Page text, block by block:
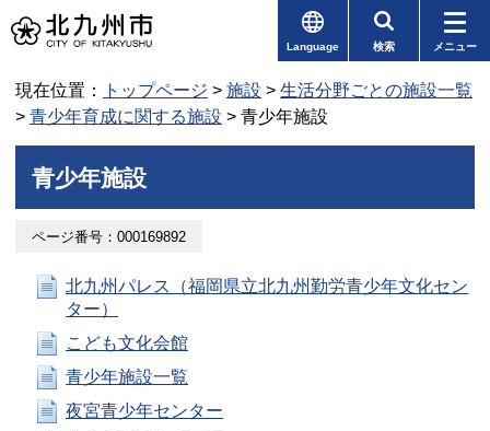
Language 検索 メニュー
現在位置： トップページ > 施設 > 生活分野ごとの施設一覧
> 青少年育成に関する施設 > 青少年施設
青少年施設
ページ番号：000169892
北九州パレス（福岡県立北九州勤労青少年文化セン
ター）
こども文化会館
青少年施設一覧
夜宮青少年センター